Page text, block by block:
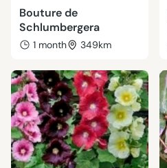
Bouture de
Schlumbergera
1 month 349km